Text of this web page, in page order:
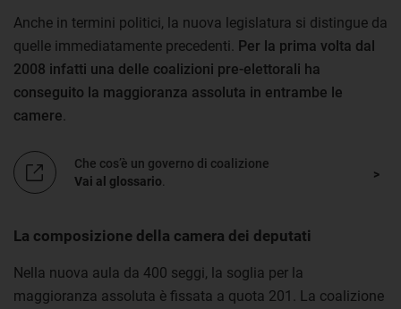
Anche in termini politici, la nuova legislatura si distingue da
quelle immediatamente precedenti. Per la prima volta dal
2008 infatti una delle coalizioni pre-elettorali ha
conseguito la maggioranza assoluta in entrambe le
camere
Che cos’è un governo di coalizione
Vai al glossario
La composizione della camera dei deputati
Nella nuova aula da 400 seggi, la soglia per la
maggioranza assoluta è fissata a quota 201. La coalizione